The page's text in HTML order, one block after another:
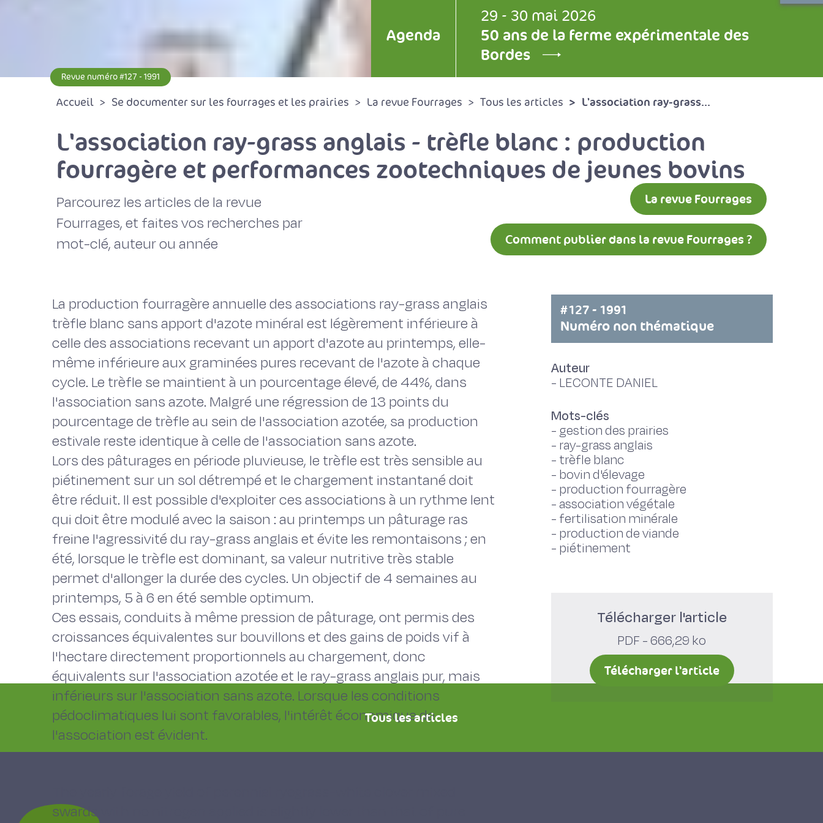
Agenda
29 - 30 mai 2026
50 ans de la ferme expérimentale des
Bordes
Revue numéro #127 - 1991
Accueil Se documenter sur les fourrages et les prairies La revue Fourrages Tous les articles L'association ray-grass...
L'association ray-grass anglais - trèfle blanc : production
fourragère et performances zootechniques de jeunes bovins
Parcourez les articles de la revue
Fourrages, et faites vos recherches par
mot-clé, auteur ou année
La revue Fourrages
Comment publier dans la revue Fourrages ?
La production fourragère annuelle des associations ray-grass anglais 
trèfle blanc sans apport d'azote minéral est légèrement inférieure à
celle des associations recevant un apport d'azote au printemps, elle-
même inférieure aux graminées pures recevant de l'azote à chaque
cycle. Le trèfle se maintient à un pourcentage élevé, de 44%, dans
l'association sans azote. Malgré une régression de 13 points du
pourcentage de trèfle au sein de l'association azotée, sa production
estivale reste identique à celle de l'association sans azote.
Lors des pâturages en période pluvieuse, le trèfle est très sensible au
piétinement sur un sol détrempé et le chargement instantané doit
être réduit. Il est possible d'exploiter ces associations à un rythme lent
qui doit être modulé avec la saison : au printemps un pâturage ras
freine l'agressivité du ray-grass anglais et évite les remontaisons ; en
été, lorsque le trèfle est dominant, sa valeur nutritive très stable
permet d'allonger la durée des cycles. Un objectif de 4 semaines au
printemps, 5 à 6 en été semble optimum.
Ces essais, conduits à même pression de pâturage, ont permis des
croissances équivalentes sur bouvillons et des gains de poids vif à
l'hectare directement proportionnels au chargement, donc
équivalents sur l'association azotée et le ray-grass anglais pur, mais
inférieurs sur l'association sans azote. Lorsque les conditions
pédoclimatiques lui sont favorables, l'intérêt économique de
l'association est évident.
swards with no nitrogen applied is slightly lower than that of pure
#127 - 1991
Numéro non thématique
Auteur
- LECONTE DANIEL
Mots-clés
- gestion des prairies
- ray-grass anglais
- trèfle blanc
- bovin d'élevage
- production fourragère
- association végétale
- fertilisation minérale
- production de viande
- piétinement
Télécharger l'article
PDF - 666,29 ko
Télécharger l'article
Tous les articles